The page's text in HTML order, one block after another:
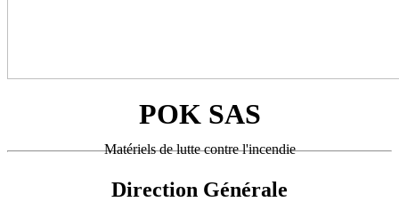
POK SAS
Matériels de lutte contre l'incendie
Direction Générale